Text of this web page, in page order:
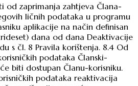
od zaprimanja zahtjeva Člana-
ličnih podataka u programu
aplikacije na način definisan
dana od dana Deaktivacije
s čl. 8 Pravila korištenja. 8.4 Od
podataka Članski-
biti dostupan Članu-korisniku.
podataka reaktivacija